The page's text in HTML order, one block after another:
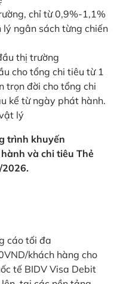
chỉ từ 0,9%-1,1%
ngân sách từng chiến
thị trường
cho tổng chi tiêu từ 1
trọn đời cho tổng chi
kể từ ngày phát hành.
lý
trình khuyến
và chi tiêu Thẻ
cáo tối đa
khách hàng cho
tế BIDV Visa Debit